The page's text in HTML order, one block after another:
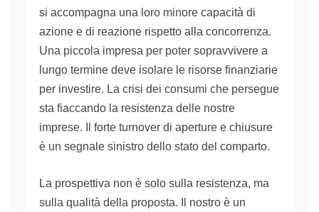
si accompagna una loro minore capacità di
azione e di reazione rispetto alla concorrenza.
Una piccola impresa per poter sopravvivere a
lungo termine deve isolare le risorse finanziarie
per investire. La crisi dei consumi che persegue
sta fiaccando la resistenza delle nostre
imprese. Il forte turnover di aperture e chiusure
è un segnale sinistro dello stato del comparto.
La prospettiva non è solo sulla resistenza, ma
sulla qualità della proposta. Il nostro è un